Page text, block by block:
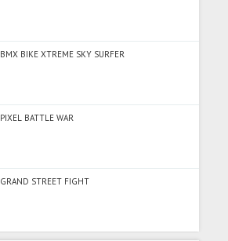
BMX BIKE XTREME SKY SURFER
PIXEL BATTLE WAR
GRAND STREET FIGHT